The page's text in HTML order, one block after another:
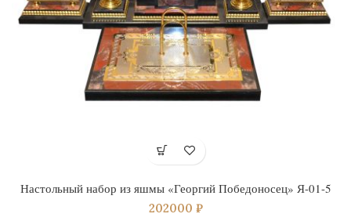
Настольный набор из яшмы «Георгий Победоносец» Я-01-5
202000 ₽